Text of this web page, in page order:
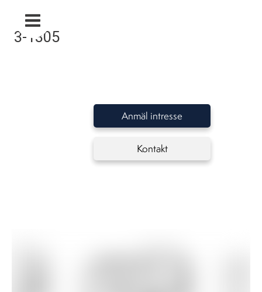
3-1305
Anmäl intresse
Kontakt